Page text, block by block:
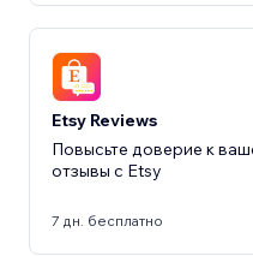
Etsy Reviews
Повысьте доверие к
отзывы с Etsy
7 дн. бесплатно